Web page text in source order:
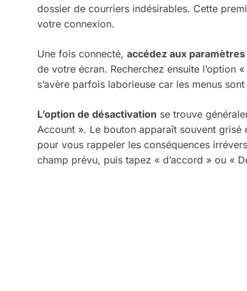
dossier de courriers indésirables. Cette
votre connexion.
Une fois connecté, accédez aux
de votre écran. Recherchez ensuite l’option
s’avère parfois laborieuse car les menus
L’option de désactivation se trouve
Account ». Le bouton apparaît souvent
pour vous rappeler les conséquences
champ prévu, puis tapez « d’accord » ou «